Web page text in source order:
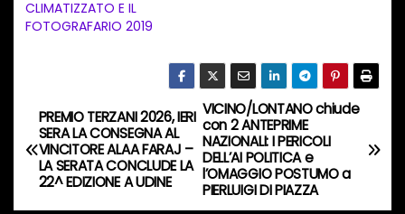
n
c
s
o
…
CLIMATIZZATO E IL
FOTOGRAFARIO 2019
N
a
v
VICINO/LONTANO chiude
con 2 ANTEPRIME
NAZIONALI: I PERICOLI
DELL’AI POLITICA e
l’OMAGGIO POSTUMO a
PIERLUIGI DI PIAZZA
PREMIO TERZANI 2026, IERI
SERA LA CONSEGNA AL
VINCITORE ALAA FARAJ –
LA SERATA CONCLUDE LA
22^ EDIZIONE A UDINE